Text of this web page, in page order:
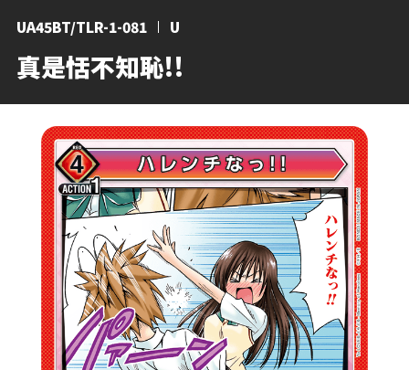
真是恬不知恥!!
UA45BT/TLR-1-081 U